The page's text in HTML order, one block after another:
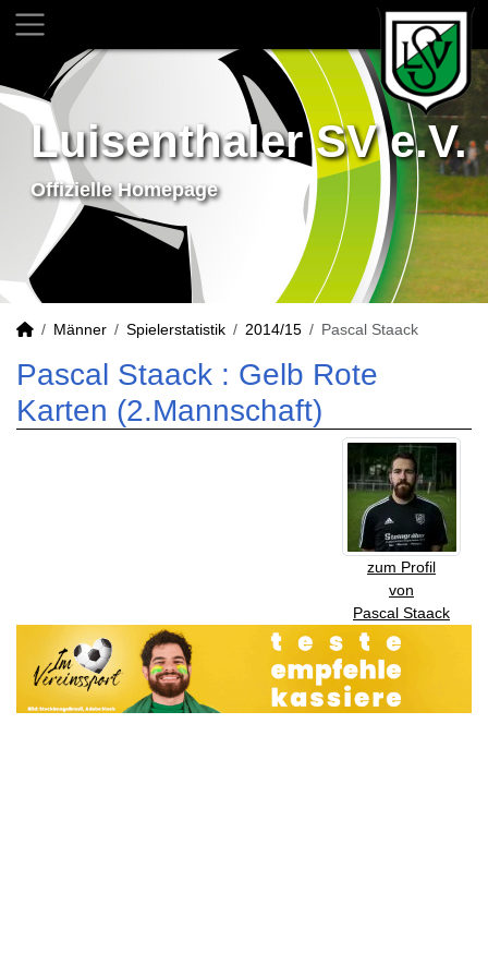
Luisenthaler SV e.V.
Offizielle Homepage
Männer Spielerstatistik 2014/15 Pascal Staack
Pascal Staack : Gelb Rote
Karten (2.Mannschaft)
zum Profil
von
Pascal Staack